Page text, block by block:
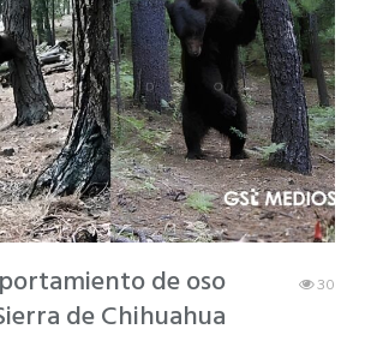
de oso
de Chihuahua
30